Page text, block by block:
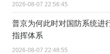
2026-08-07 22:56:45
普京为何此时对国防系统进
指挥体系
2026-08-07 22:48:55